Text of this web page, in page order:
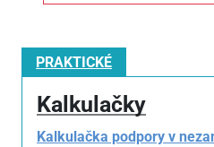
PRAKTICKÉ
Kalkulačky
Kalkulačka podpory v